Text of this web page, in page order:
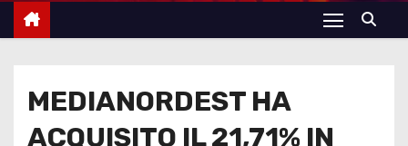
MEDIANORDEST HA
ACQUISITO IL 21,71% IN